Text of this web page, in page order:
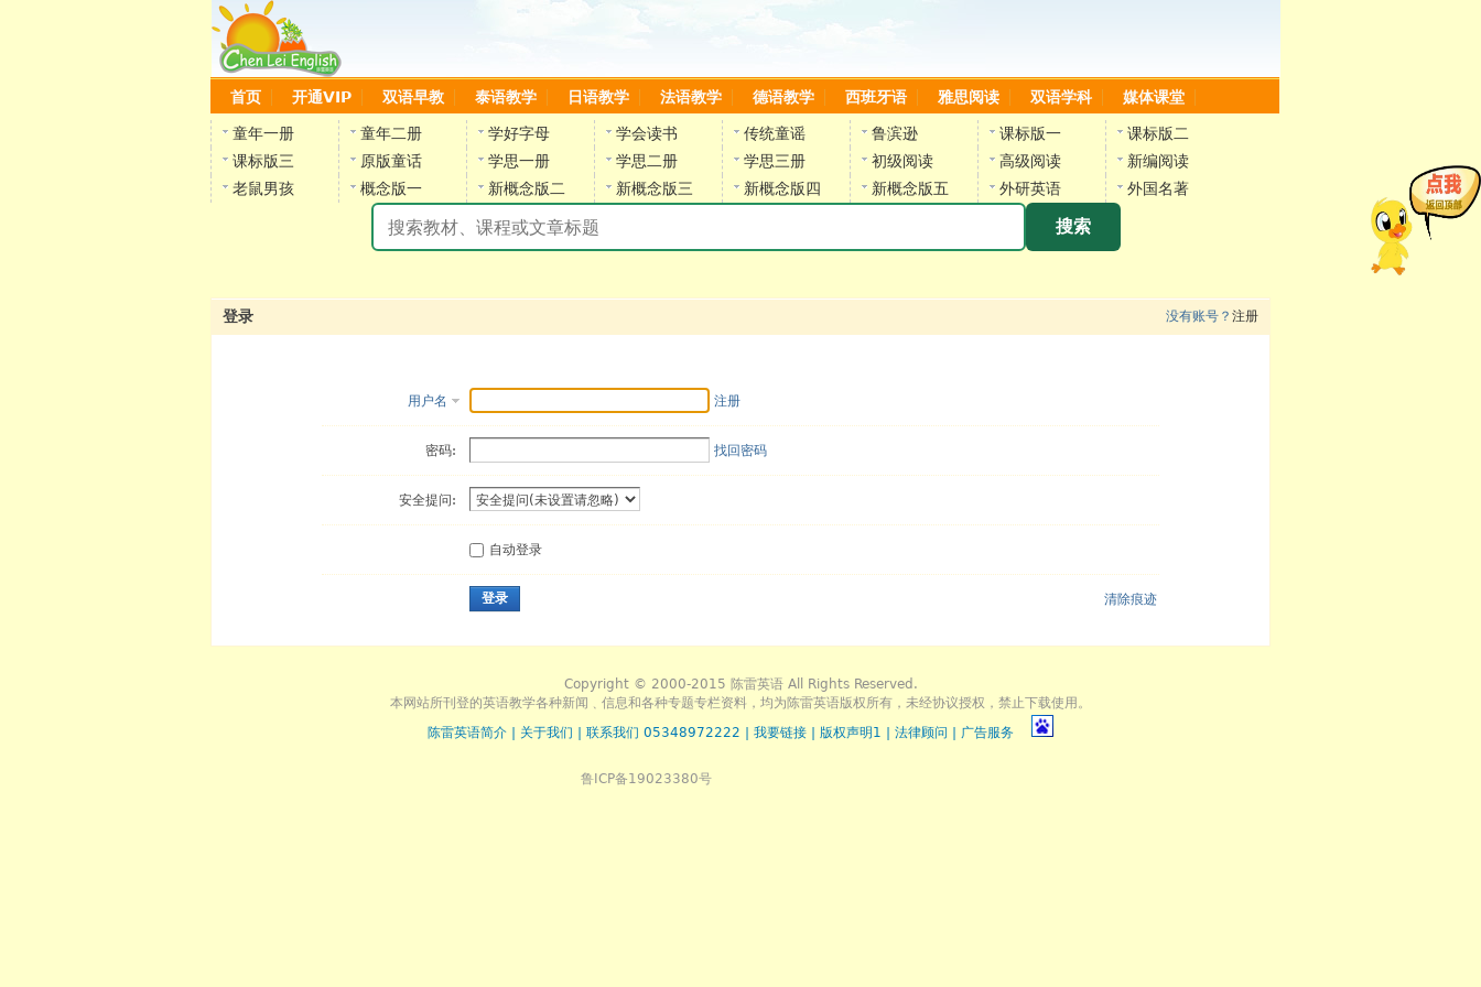
首页 开通VIP 双语早教 泰语教学 日语教学 法语教学 德语教学 西班牙语 雅思阅读 双语学科 媒体课堂
童年一册 童年二册 学好字母 学会读书 传统童谣 鲁滨逊 课标版一
课标版二
课标版三
原版童话 学思一册 学思二册 学思三册 初级阅读 高级阅读
新编阅读
老鼠男孩
概念版一 新概念版二 新概念版三 新概念版四 新概念版五 外研英语 外国名著
搜索
陈雷英语副网站 没有账号？ 注册
登录
用户名 注册
密码: 找回密码
安全提问:
自动登录
登录 清除痕迹
Copyright © 2000-2015 陈雷英语 All Rights Reserved.
本网站所刊登的英语教学各种新闻﹑信息和各种专题专栏资料，均为陈雷英语版权所有，未经协议授权，禁止下载使用。
陈雷英语简介
关于我们 联系我们 05348972222 我要链接 版权声明1 法律顾问 广告服务
鲁ICP备19023380号